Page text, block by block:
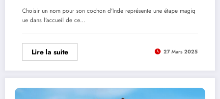
Choisir un nom pour son cochon d'Inde représente une étape magiq
ue dans l'accueil de ce…
Lire la suite 27 Mars 2025